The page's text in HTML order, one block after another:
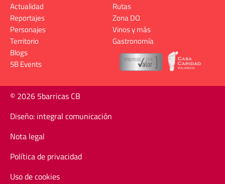
Actualidad
Reportajes
Personajes
Territorio
Rutas
Zona DO
Vinos y más
Gastronomía
Blogs
5B Events
© 2026 5barricas CB
Diseño: integral comunicación
Nota legal
Política de privacidad
Uso de cookies